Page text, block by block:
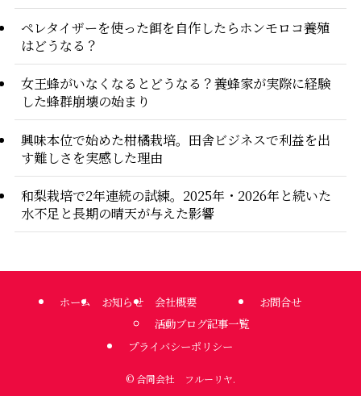
ペレタイザーを使った餌を自作したらホンモロコ養殖
はどうなる？
女王蜂がいなくなるとどうなる？養蜂家が実際に経験
した蜂群崩壊の始まり
興味本位で始めた柑橘栽培。田舎ビジネスで利益を出
す難しさを実感した理由
和梨栽培で2年連続の試練。2025年・2026年と続いた
水不足と長期の晴天が与えた影響
ホーム お知らせ
会社概要
活動ブログ記事一覧
お問合せ
プライバシーポリシー
©合同会社 フルーリヤ.